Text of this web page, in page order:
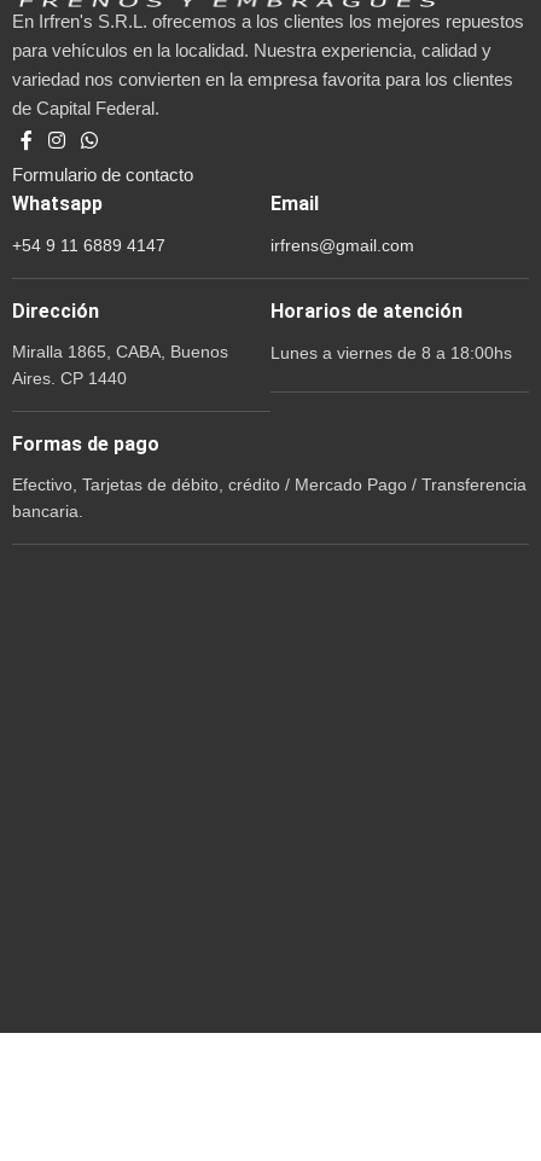
En Irfren's S.R.L. ofrecemos a los clientes los mejores repuestos
para vehículos en la localidad. Nuestra experiencia, calidad y
variedad nos convierten en la empresa favorita para los clientes
de Capital Federal.
Formulario de contacto
Whatsapp
+54 9 11 6889 4147
Email
irfrens@gmail.com
Dirección
Miralla 1865, CABA, Buenos
Aires. CP 1440
Horarios de atención
Lunes a viernes de 8 a 18:00hs
Formas de pago
Efectivo, Tarjetas de débito, crédito / Mercado Pago / Transferencia
bancaria.